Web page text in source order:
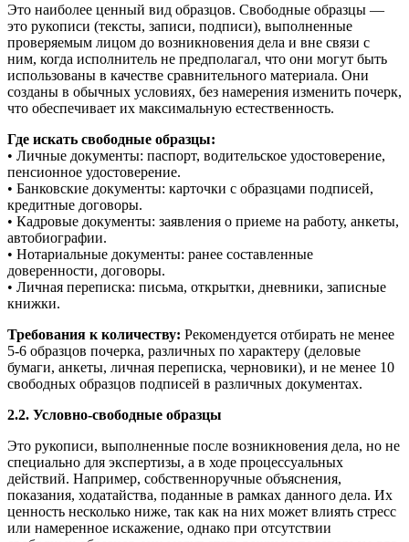
Это наиболее ценный вид образцов. Свободные образцы —
это рукописи (тексты, записи, подписи), выполненные
проверяемым лицом до возникновения дела и вне связи с
ним, когда исполнитель не предполагал, что они могут быть
использованы в качестве сравнительного материала. Они
созданы в обычных условиях, без намерения изменить почерк,
что обеспечивает их максимальную естественность.
Где искать свободные образцы:
• Личные документы: паспорт, водительское удостоверение,
пенсионное удостоверение.
• Банковские документы: карточки с образцами подписей,
кредитные договоры.
• Кадровые документы: заявления о приеме на работу, анкеты,
автобиографии.
• Нотариальные документы: ранее составленные
доверенности, договоры.
• Личная переписка: письма, открытки, дневники, записные
книжки.
Требования к количеству: Рекомендуется отбирать не менее
5-6 образцов почерка, различных по характеру (деловые
бумаги, анкеты, личная переписка, черновики), и не менее 10
свободных образцов подписей в различных документах.
2.2. Условно-свободные образцы
Это рукописи, выполненные после возникновения дела, но не
специально для экспертизы, а в ходе процессуальных
действий. Например, собственноручные объяснения,
показания, ходатайства, поданные в рамках данного дела. Их
ценность несколько ниже, так как на них может влиять стресс
или намеренное искажение, однако при отсутствии